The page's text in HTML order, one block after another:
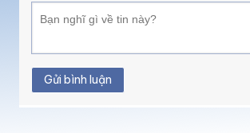
Gửi bình luận